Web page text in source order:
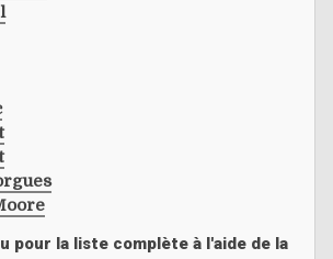
pour la liste complète à l'aide de la